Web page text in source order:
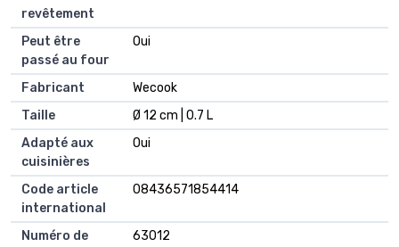
revêtement
Peut être
passé au four
Oui
Fabricant
Wecook
Taille
Ø 12 cm | 0.7 L
Adapté aux
cuisinières
Oui
Code article
international
08436571854414
Numéro de
63012